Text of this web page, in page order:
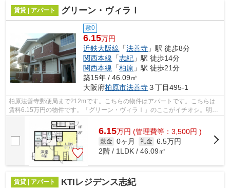
賃貸 | アパート グリーン・ヴィラⅠ
敷0
6.15万円
近鉄大阪線 「法善寺 」駅 徒歩8分
関西本線 「志紀 」駅 徒歩14分
関西本線 「柏原 」駅 徒歩21分
築15年 / 46.09㎡
大阪府柏原市法善寺３丁目495-1
柏原法善寺郵便局まで212mです。こちらの物件はアパートです。こちらは
賃料6.15万円の物件です。「グリーン・ヴィラⅠ」のここがイチオシ。明る
6.15万円 (管理費等：3,500円 )
敷金 0ヶ月 礼金 6.5万円
2階 / 1LDK / 46.09㎡
賃貸 | アパート KTIレジデンス志紀